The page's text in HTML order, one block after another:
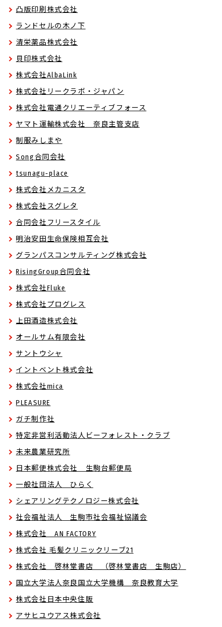
凸版印刷株式会社
ランドセルの木ノ下
清栄薬品株式会社
貝印株式会社
株式会社AlbaLink
株式会社リークラボ・ジャパン
株式会社電通クリエーティブフォース
ヤマト運輸株式会社 奈良主管支店
制服みしまや
Song合同会社
tsunagu-place
株式会社メカニスタ
株式会社スグレタ
合同会社フリースタイル
明治安田生命保険相互会社
グランパスコンサルティング株式会社
RisingGroup合同会社
株式会社Fluke
株式会社プログレス
上田酒造株式会社
オールサム有限会社
サントウシャ
イントベント株式会社
株式会社mica
PLEASURE
ガチ制作社
特定非営利活動法人ビーフォレスト・クラブ
未来農業研究所
日本郵便株式会社 生駒台郵便局
一般社団法人 ひらく
シェアリングテクノロジー株式会社
社会福祉法人 生駒市社会福祉協議会
株式会社 AN FACTORY
株式会社 毛髪クリニックリーブ21
株式会社 啓林堂書店 （啓林堂書店 生駒店）
国立大学法人奈良国立大学機構 奈良教育大学
株式会社日本中央住販
アサヒユウアス株式会社